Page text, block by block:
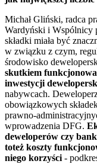
Michał Gliński, radca
Wardyński i Wspólnicy
składki miała być
w związku z czym,
środowisko
skutkiem
inwestycji
nabywcach.
obowiązkowych
prawno-
wprowadzenia DFG.
deweloperów czy
toteż koszty
niego korzyści -